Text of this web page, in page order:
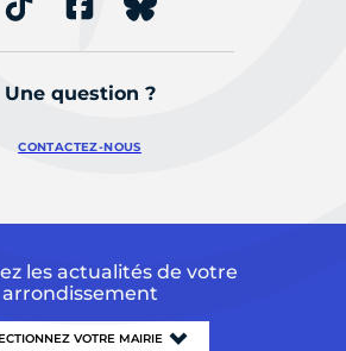
Une question ?
CONTACTEZ-NOUS
les actualités de votre
arrondissement